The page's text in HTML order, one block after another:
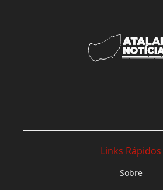
Links Rápidos
Sobre